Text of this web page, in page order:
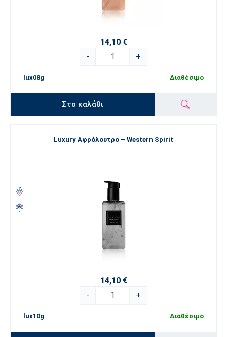
14,10 €
-
+
lux08g Διαθέσιμο
Στο καλάθι
Luxury Αφρόλουτρο – Western Spirit
14,10 €
-
+
lux10g Διαθέσιμο